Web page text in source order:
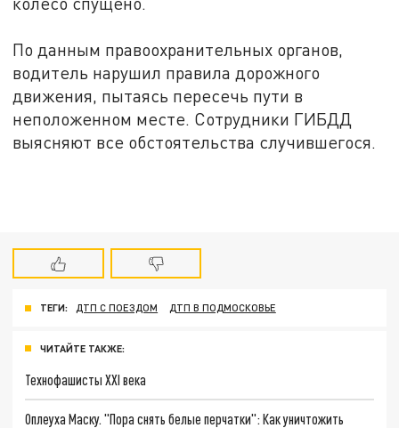
По данным правоохранительных органов,
водитель нарушил правила дорожного
движения, пытаясь пересечь пути в
неположенном месте. Сотрудники ГИБДД
выясняют все обстоятельства случившегося.
ТЕГИ: ДТП С ПОЕЗДОМ ДТП В ПОДМОСКОВЬЕ
ЧИТАЙТЕ ТАКЖЕ:
Технофашисты XXI века
Оплеуха Маску. "Пора снять белые перчатки": Как уничтожить